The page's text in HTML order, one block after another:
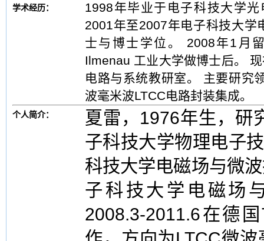
学术经历：
1998年毕业于电子科技大学
2001年至2007年电子科技大学
士与博士学位。 2008年1月
Ilmenau 工业大学做博士后。
电路与系统教研室。 主要研究
波毫米波LTCC电路封装集成。
个人简介：
夏雷，1976年生，研
子科技大学物理电子
科技大学电磁场与微
子科技大学电磁场
2008.3-2011.6在德